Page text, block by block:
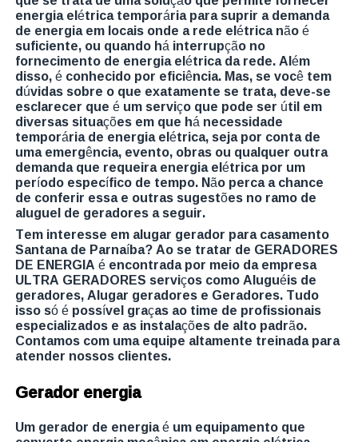
energia elétrica temporária para suprir a demanda
de energia em locais onde a rede elétrica não é
suficiente, ou quando há interrupção no
fornecimento de energia elétrica da rede. Além
disso, é conhecido por eficiência. Mas, se você tem
dúvidas sobre o que exatamente se trata, deve-se
esclarecer que é um serviço que pode ser útil em
diversas situações em que há necessidade
temporária de energia elétrica, seja por conta de
uma emergência, evento, obras ou qualquer outra
demanda que requeira energia elétrica por um
período específico de tempo. Não perca a chance
de conferir essa e outras sugestões no ramo de
aluguel de geradores a seguir.
Tem interesse em alugar gerador para casamento
Santana de Parnaíba? Ao se tratar de GERADORES
DE ENERGIA é encontrada por meio da empresa
ULTRA GERADORES serviços como Aluguéis de
geradores, Alugar geradores e Geradores. Tudo
isso só é possível graças ao time de profissionais
especializados e as instalações de alto padrão.
Contamos com uma equipe altamente treinada para
atender nossos clientes.
Gerador energia
Um gerador de energia é um equipamento que